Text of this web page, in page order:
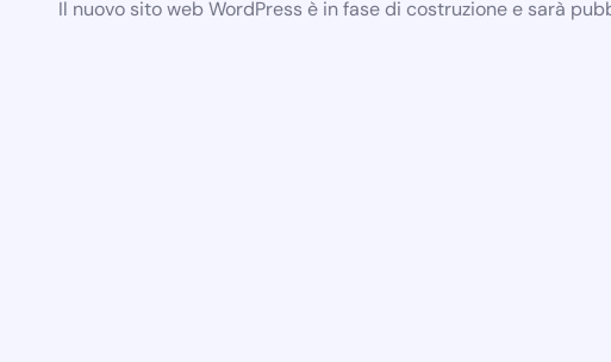
Il nuovo sito web WordPress è in fase di costruzione e sarà